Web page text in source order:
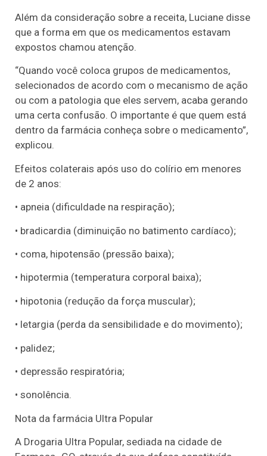
Além da consideração sobre a receita, Luciane disse
que a forma em que os medicamentos estavam
expostos chamou atenção.
“Quando você coloca grupos de medicamentos,
selecionados de acordo com o mecanismo de ação
ou com a patologia que eles servem, acaba gerando
uma certa confusão. O importante é que quem está
dentro da farmácia conheça sobre o medicamento”,
explicou.
Efeitos colaterais após uso do colírio em menores
de 2 anos:
• apneia (dificuldade na respiração);
• bradicardia (diminuição no batimento cardíaco);
• coma, hipotensão (pressão baixa);
• hipotermia (temperatura corporal baixa);
• hipotonia (redução da força muscular);
• letargia (perda da sensibilidade e do movimento);
• palidez;
• depressão respiratória;
• sonolência.
Nota da farmácia Ultra Popular
A Drogaria Ultra Popular, sediada na cidade de